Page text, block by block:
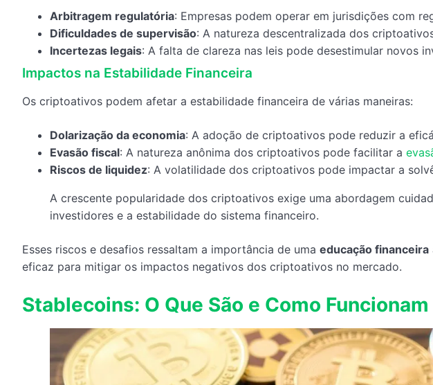
Arbitragem regulatória: Empresas podem operar em jurisdições com
Dificuldades de supervisão: A natureza descentralizada dos
Incertezas legais: A falta de clareza nas leis pode desestimular novos
Impactos na Estabilidade Financeira
Os criptoativos podem afetar a estabilidade financeira de várias maneiras:
Dolarização da economia: A adoção de criptoativos pode reduzir a
Evasão fiscal: A natureza anônima dos criptoativos pode facilitar a
Riscos de liquidez: A volatilidade dos criptoativos pode impactar a
A crescente popularidade dos criptoativos exige uma abordagem
investidores e a estabilidade do sistema financeiro.
Esses riscos e desafios ressaltam a importância de uma educação financeira
eficaz para mitigar os impactos negativos dos criptoativos no mercado.
Stablecoins: O Que São e Como Funcionam